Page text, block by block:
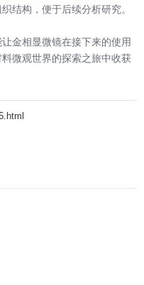
结构，便于后续分析研究。
金相显微镜在接下来的使用
微观世界的探索之旅中收获